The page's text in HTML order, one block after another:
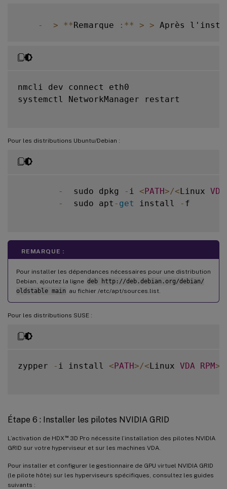
- > **Remarque : ** > > Après
nmcli dev connect eth0
systemctl NetworkManager restart
Pour les distributions Ubuntu/Debian :
-
  sudo dpkg
- i <PATH>/<Linux VDA
-
  sudo apt
- get install - f
REMARQUE :
Pour installer les dépendances nécessaires pour une distribution
Debian, ajoutez la ligne deb http://deb.debian.org/debian/
oldstable main au fichier /etc/apt/sources.list.
Pour les distributions SUSE :
zypper - i install <PATH>/<Linux VDA RPM>
Étape 6 : Installer les pilotes NVIDIA GRID
L’activation de HDX ™3D Pro nécessite l’installation des pilotes NVIDIA
GRID sur votre hyperviseur et sur les machines VDA.
Pour installer et configurer le gestionnaire de GPU virtuel NVIDIA GRID
(le pilote hôte) sur les hyperviseurs spécifiques, consultez les guides
suivants :